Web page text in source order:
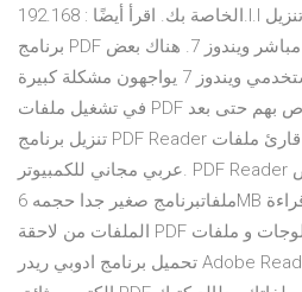
الخاصة بك. اقرأ أيضًا : 192.168.l.l تغيير كلمة السر لواي فاي تنزيل
برنامج PDF للكمبيوتر برابط مباشر ويندوز 7. هناك بعض
المستخدمين وتحديداً من مستخدمي ويندوز 7 يواجهون مشكلة كبيرة
في تشغيل ملفات PDF على جهاز الكمبيوتر الخاص بهم حتى بعد
تنزيل برنامج PDF Reader للكمبيوتر مجانا. تنزيل قارئ ملفات PDF
عربي مجاني للكمبيوتر. PDF Reader هو برنامج قارئ وعارض
ملفاتبرنامج صغير جدا حجمه 6MB فقط من أفضل برامج قراءة
الملفات من لاحقة PDF كالكتب الالكترونية و الكتالوجات و ملفات
تحميل برنامج ادوبي ريدر Adobe Reader أهم وأشهر برنامج لفتح